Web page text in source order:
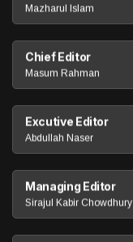
Mazharul Islam
Chief Editor
Masum Rahman
Excutive Editor
Abdullah Naser
Managing Editor
Sirajul Kabir Chowdhury